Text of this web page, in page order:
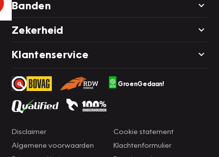
Banden
Zekerheid
Klantenservice
GroenGedaan!
Disclaimer
Algemene voorwaarden
Cookie statement
Klachtenformulier